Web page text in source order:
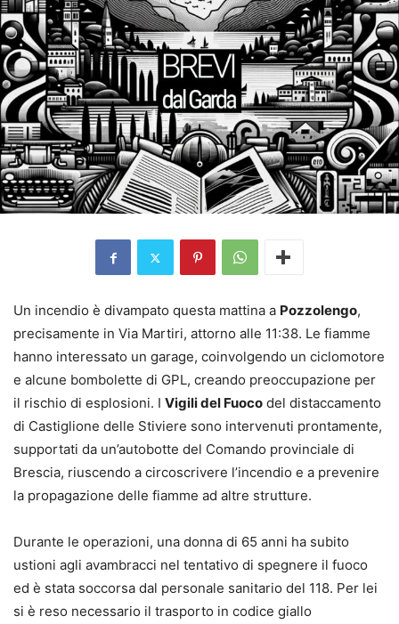
Un incendio è divampato questa mattina a Pozzolengo,
precisamente in Via Martiri, attorno alle 11:38. Le fiamme
hanno interessato un garage, coinvolgendo un ciclomotore
e alcune bombolette di GPL, creando preoccupazione per
il rischio di esplosioni. I Vigili del Fuoco del distaccamento
di Castiglione delle Stiviere sono intervenuti prontamente,
supportati da un’autobotte del Comando provinciale di
Brescia, riuscendo a circoscrivere l’incendio e a prevenire
la propagazione delle fiamme ad altre strutture.
Durante le operazioni, una donna di 65 anni ha subito
ustioni agli avambracci nel tentativo di spegnere il fuoco
ed è stata soccorsa dal personale sanitario del 118. Per lei
si è reso necessario il trasporto in codice giallo